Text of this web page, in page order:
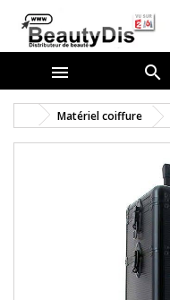
 
Matériel coiffure